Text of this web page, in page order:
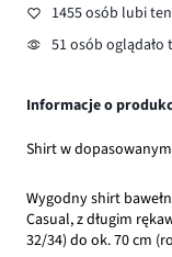
1455 osób lubi
51 osób
Informacje o
Shirt w
Wygodny shirt
Casual, z długim
32/34) do ok. 70 cm